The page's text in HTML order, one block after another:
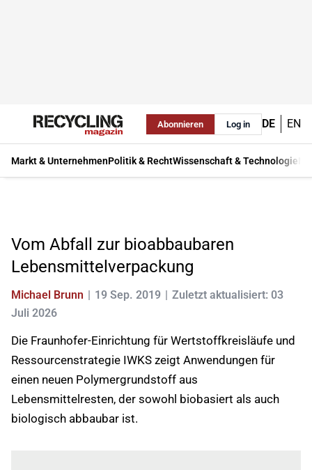
Abonnieren Log in DE EN
Markt & UnternehmenPolitik & RechtWissenschaft & Technologie
Vom Abfall zur bioabbaubaren
Lebensmittelverpackung
Michael Brunn 19 Sep. 2019
Zuletzt aktualisiert: 03
Juli 2026
Die Fraunhofer-Einrichtung für Wertstoffkreisläufe und
Ressourcenstrategie IWKS zeigt Anwendungen für
einen neuen Polymergrundstoff aus
Lebensmittelresten, der sowohl biobasiert als auch
biologisch abbaubar ist.